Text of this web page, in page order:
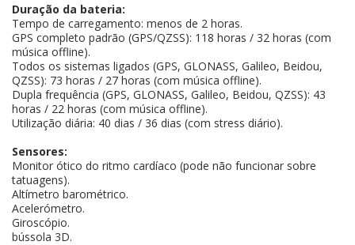
Duração da bateria:
Tempo de carregamento: menos de 2 horas.
GPS completo padrão (GPS/QZSS): 118 horas / 32 horas (com
música offline).
Todos os sistemas ligados (GPS, GLONASS, Galileo, Beidou,
QZSS): 73 horas / 27 horas (com música offline).
Dupla frequência (GPS, GLONASS, Galileo, Beidou, QZSS): 43
horas / 22 horas (com música offline).
Utilização diária: 40 dias / 36 dias (com stress diário).
Sensores:
Monitor ótico do ritmo cardíaco (pode não funcionar sobre
tatuagens).
Altímetro barométrico.
Acelerómetro.
Giroscópio.
bússola 3D.